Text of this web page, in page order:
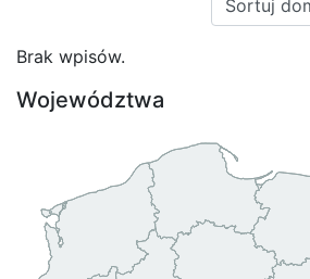
Brak wpisów.
Województwa